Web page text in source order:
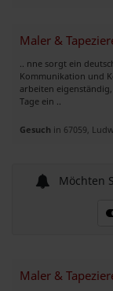
.. nne sorgt ein
Kommunikation und
arbeiten
Tage ein ..
Gesuch in 67059,
Möchten